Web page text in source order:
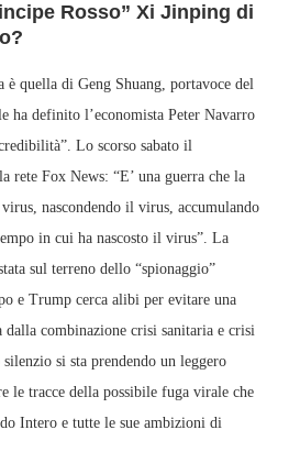
Rosso” Xi Jinping di
quella di Geng Shuang, portavoce del
ha definito l’economista Peter Navarro
Lo scorso sabato il
rete Fox News: “E’ una guerra che la
nascondendo il virus, accumulando
in cui ha nascosto il virus”. La
sul terreno dello “spionaggio”
e Trump cerca alibi per evitare una
dalla combinazione crisi sanitaria e crisi
si sta prendendo un leggero
le tracce della possibile fuga virale che
Intero e tutte le sue ambizioni di